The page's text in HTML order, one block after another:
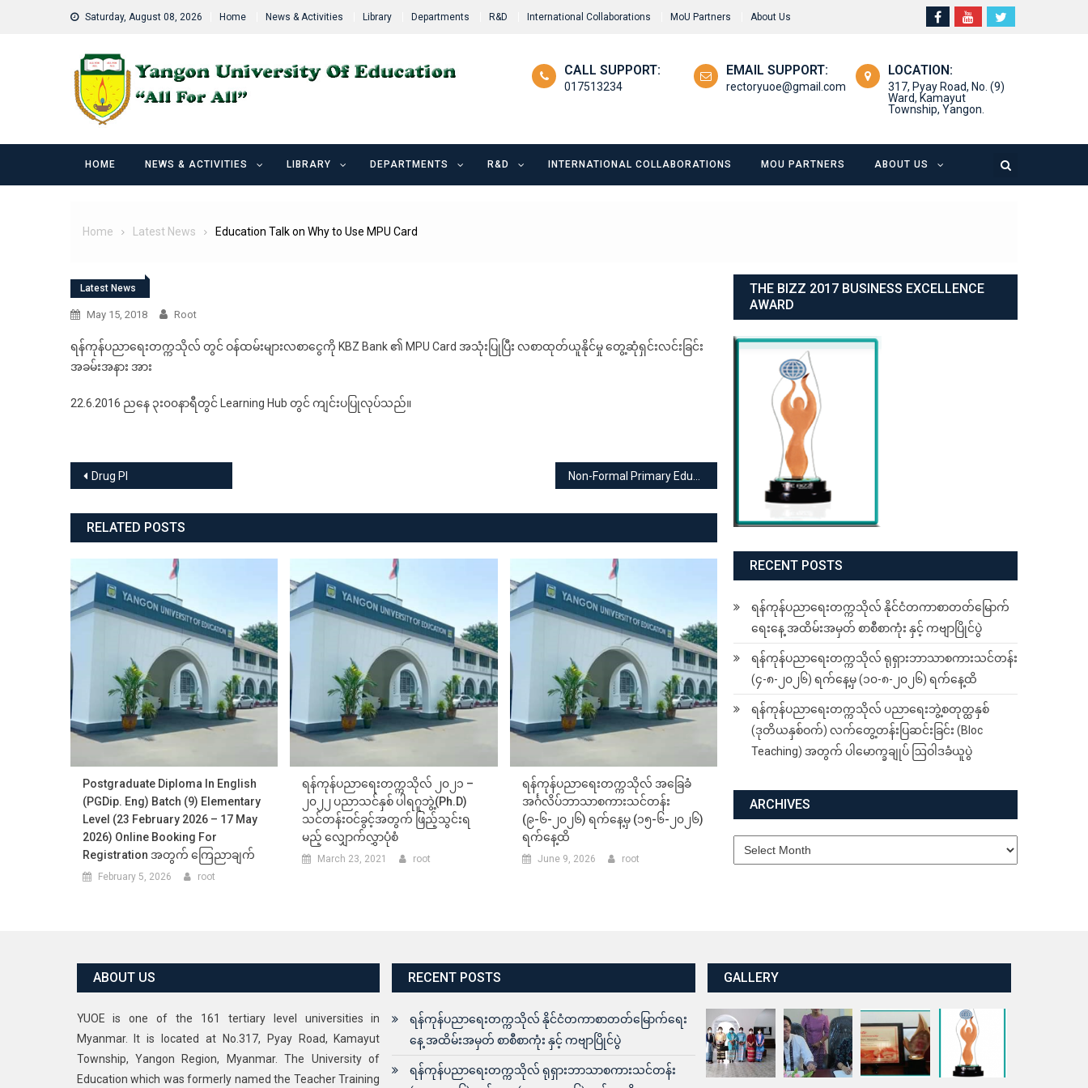
Saturday, August 08, 2026 Home News & Activities Library Departments R&D International Collaborations MoU Partners About Us
CALL SUPPORT:
017513234
EMAIL SUPPORT:
rectoryuoe@gmail.com
LOCATION:
317, Pyay Road, No. (9)
Ward, Kamayut
Township, Yangon.
HOME NEWS & ACTIVITIES LIBRARY DEPARTMENTS R&D INTERNATIONAL COLLABORATIONS MOU PARTNERS ABOUT US
Home Latest News Education Talk on Why to Use MPU Card
Latest News
May 15, 2018 Root
ရန်ကုန်ပညာရေးတက္ကသိုလ် တွင် ဝန်ထမ်းများလစာငွေကို KBZ Bank ၏ MPU Card အသုံးပြုပြီး လစာထုတ်ယူနိုင်မှု တွေ့ဆုံရှင်းလင်းခြင်း
အခမ်းအနား အား
22.6.2016 ညနေ ၃း၀၀နာရီတွင် Learning Hub တွင် ကျင်းပပြုလုပ်သည်။
Post
navigation
Drug Pl Non-Formal Primary Education(NFPE)
RELATED POSTS
Postgraduate Diploma In English
(PGDip. Eng) Batch (9) Elementary
Level (23 February 2026 – 17 May
2026) Online Booking For
Registration အတွက် ကြေညာချက်
February 5, 2026 root
ရန်ကုန်ပညာရေးတက္ကသိုလ် ၂၀၂၁ –
၂၀၂၂ ပညာသင်နှစ် ပါရဂူဘွဲ့(Ph.D)
သင်တန်းဝင်ခွင့်အတွက် ဖြည့်သွင်းရ
မည့် လျှောက်လွှာပုံစံ
March 23, 2021 root
ရန်ကုန်ပညာရေးတက္ကသိုလ် အခြေခံ
အင်္ဂလိပ်ဘာသာစကားသင်တန်း
(၉-၆-၂၀၂၆) ရက်နေ့မှ (၁၅-၆-၂၀၂၆)
ရက်နေ့ထိ
June 9, 2026 root
THE BIZZ 2017 BUSINESS EXCELLENCE
AWARD
RECENT POSTS
ရန်ကုန်ပညာရေးတက္ကသိုလ် နိုင်ငံတကာစာတတ်မြောက်
ရေးနေ့ အထိမ်းအမှတ် စာစီစာကုံး နှင့် ကဗျာပြိုင်ပွဲ
ရန်ကုန်ပညာရေးတက္ကသိုလ် ရုရှားဘာသာစကားသင်တန်း
(၄-၈-၂၀၂၆) ရက်နေ့မှ (၁၀-၈-၂၀၂၆) ရက်နေ့ထိ
ရန်ကုန်ပညာရေးတက္ကသိုလ် ပညာရေးဘွဲ့စတုတ္ထနှစ်
(ဒုတိယနှစ်ဝက်) လက်တွေ့တန်းပြဆင်းခြင်း (Bloc
Teaching) အတွက် ပါမောက္ခချုပ် ဩဝါဒခံယူပွဲ
ARCHIVES
Archives
ABOUT US
YUOE is one of the 161 tertiary level universities in
Myanmar. It is located at No.317, Pyay Road, Kamayut
Township, Yangon Region, Myanmar. The University of
Education which was formerly named the Teacher Training
RECENT POSTS
ရန်ကုန်ပညာရေးတက္ကသိုလ် နိုင်ငံတကာစာတတ်မြောက်ရေး
နေ့ အထိမ်းအမှတ် စာစီစာကုံး နှင့် ကဗျာပြိုင်ပွဲ
ရန်ကုန်ပညာရေးတက္ကသိုလ် ရုရှားဘာသာစကားသင်တန်း
GALLERY